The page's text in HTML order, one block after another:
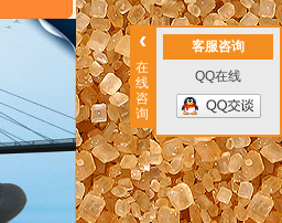
‹
在
线
咨
询
客服咨询
QQ在线